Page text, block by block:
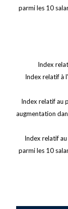
parmi les 10
Index
Index relatif à
Index relatif au
augmentation
Index relatif
parmi les 10